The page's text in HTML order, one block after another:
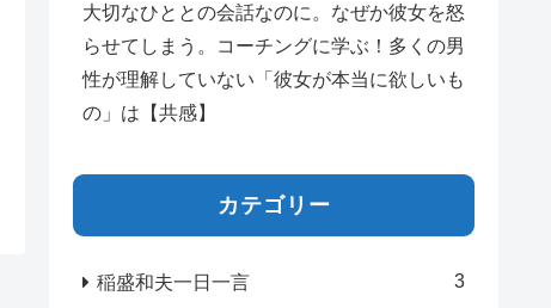
大切なひととの会話なのに。なぜか彼女を怒
らせてしまう。コーチングに学ぶ！多くの男
性が理解していない「彼女が本当に欲しいも
の」は【共感】
カテゴリー
稲盛和夫一日一言 3